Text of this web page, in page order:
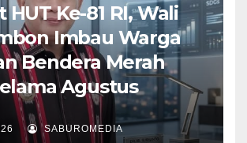
HUT Ke-81 RI, Wali
Imbau Warga
Bendera Merah
Agustus
SABUROMEDIA
JURNALISME AKTIVIS
THE MOLUCCAS